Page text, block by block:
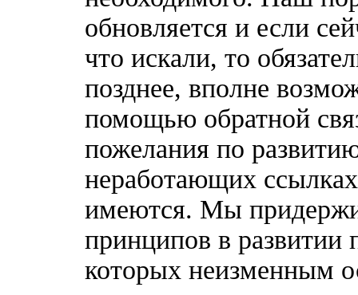
обновляется и если
что искали, то
позднее, вполне
помощью обратной
пожелания по
неработающих
имеются. Мы
принципов в развитии
которых неизменным